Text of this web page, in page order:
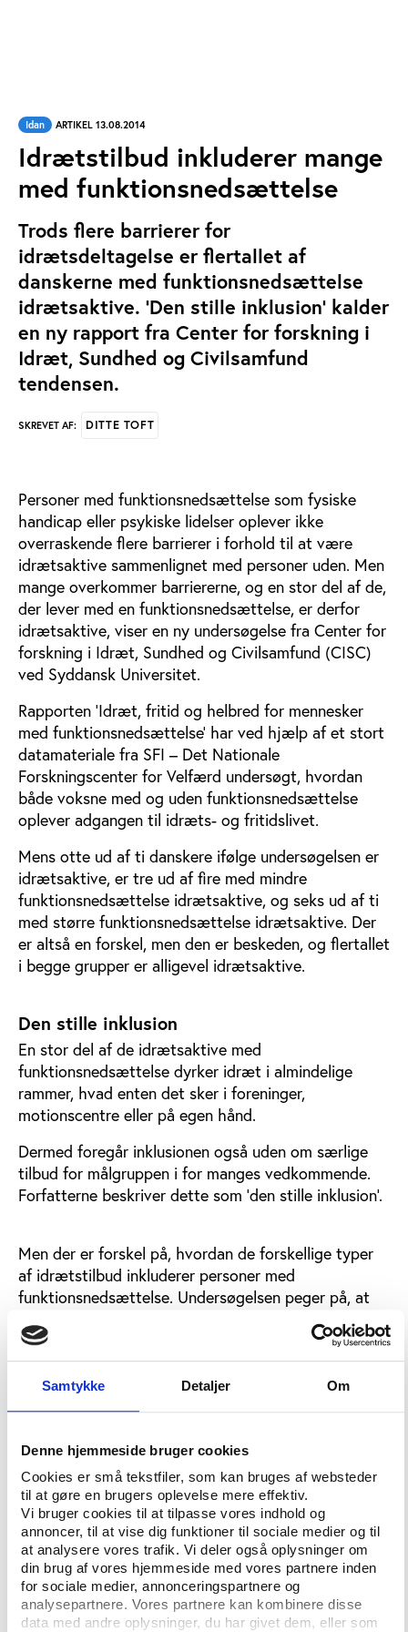
Samtykke Detaljer Om
Denne hjemmeside bruger cookies
Cookies er små tekstfiler, som kan bruges af websteder
til at gøre en brugers oplevelse mere effektiv.
Vi bruger cookies til at tilpasse vores indhold og
annoncer, til at vise dig funktioner til sociale medier og til
at analysere vores trafik. Vi deler også oplysninger om
din brug af vores hjemmeside med vores partnere inden
for sociale medier, annonceringspartnere og
analysepartnere. Vores partnere kan kombinere disse
data med andre oplysninger, du har givet dem, eller som
Idan ARTIKEL 13.08.2014
Idrætstilbud inkluderer mange
med funktionsnedsættelse
Trods flere barrierer for
idrætsdeltagelse er flertallet af
danskerne med funktionsnedsættelse
idrætsaktive. ’Den stille inklusion’ kalder
en ny rapport fra Center for forskning i
Idræt, Sundhed og Civilsamfund
tendensen.
SKREVET AF: DITTE TOFT
Personer med funktionsnedsættelse som fysiske
handicap eller psykiske lidelser oplever ikke
overraskende flere barrierer i forhold til at være
idrætsaktive sammenlignet med personer uden. Men
mange overkommer barriererne, og en stor del af de,
der lever med en funktionsnedsættelse, er derfor
idrætsaktive, viser en ny undersøgelse fra Center for
forskning i Idræt, Sundhed og Civilsamfund (CISC)
ved Syddansk Universitet.
Rapporten ’Idræt, fritid og helbred for mennesker
med funktionsnedsættelse’ har ved hjælp af et stort
datamateriale fra SFI – Det Nationale
Forskningscenter for Velfærd undersøgt, hvordan
både voksne med og uden funktionsnedsættelse
oplever adgangen til idræts- og fritidslivet.
Mens otte ud af ti danskere ifølge undersøgelsen er
idrætsaktive, er tre ud af fire med mindre
funktionsnedsættelse idrætsaktive, og seks ud af ti
med større funktionsnedsættelse idrætsaktive. Der
er altså en forskel, men den er beskeden, og flertallet
i begge grupper er alligevel idrætsaktive.
Den stille inklusion
En stor del af de idrætsaktive med
funktionsnedsættelse dyrker idræt i almindelige
rammer, hvad enten det sker i foreninger,
motionscentre eller på egen hånd.
Dermed foregår inklusionen også uden om særlige
tilbud for målgruppen i for manges vedkommende.
Forfatterne beskriver dette som ’den stille inklusion’.
Men der er forskel på, hvordan de forskellige typer
af idrætstilbud inkluderer personer med
funktionsnedsættelse. Undersøgelsen peger på, at
idrætsaktivitet i motionscentre og på egen hånd er
mere tilgængelig end i idrætsforeninger, da
forskellen i deltagelse blandt personer med og uden
funktionsnedsættelse er mest udtalt, når det gælder
foreningsidrætten.
Forskelle påvirker idrætsdeltagelse
Rapporten skelner mellem tre typer af
funktionsnedsættelse: 1. Længerevarende fysisk
handicap, 2. Længerevarende fysisk
helbredsproblem, og 3. Psykiske lidelser. Ifølge
undersøgelsen har de forskellige typer af
funktionsnedsættelse betydning for
idrætsdeltagelsen.